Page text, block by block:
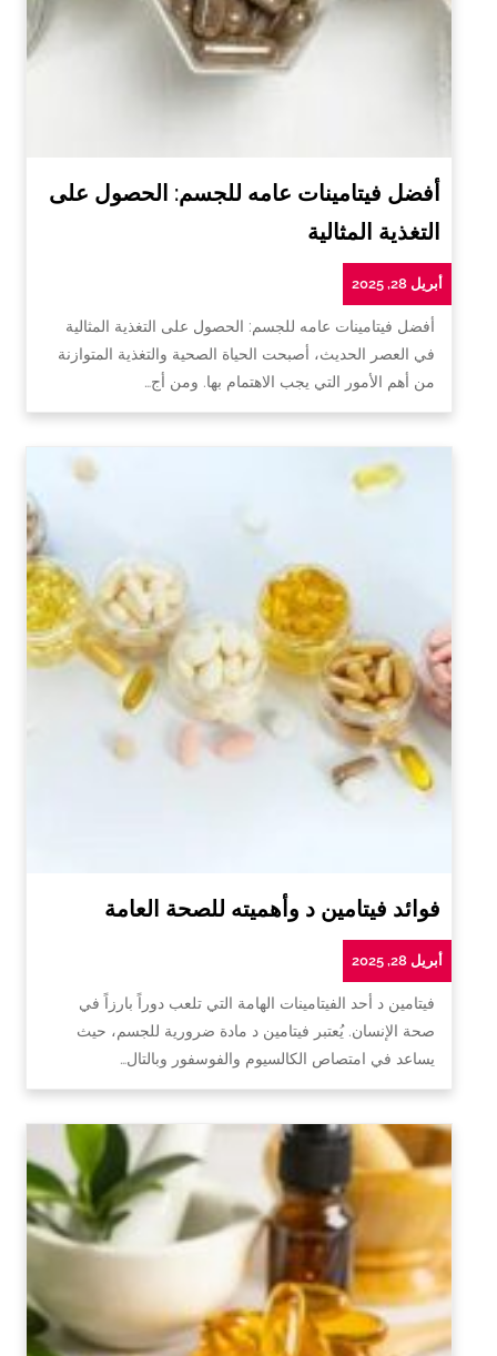
أفضل فيتامينات عامه للجسم: الحصول على
التغذية المثالية
أبريل 28, 2025
أفضل فيتامينات عامه للجسم: الحصول على التغذية المثالية
في العصر الحديث، أصبحت الحياة الصحية والتغذية المتوازنة
من أهم الأمور التي يجب الاهتمام بها. ومن أج…
فوائد فيتامين د وأهميته للصحة العامة
أبريل 28, 2025
فيتامين د أحد الفيتامينات الهامة التي تلعب دوراً بارزاً في
صحة الإنسان. يُعتبر فيتامين د مادة ضرورية للجسم، حيث
يساعد في امتصاص الكالسيوم والفوسفور وبالتال…